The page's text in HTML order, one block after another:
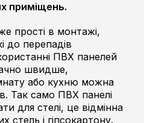
приміщень.
прості в монтажі,
до перепадів
ПВХ панелей
швидше,
або кухню можна
Так само ПВХ панелі
для стелі, це відмінна
стель і гіпсокартону.